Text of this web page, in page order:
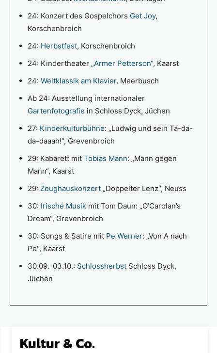
24: Konzert des Gospelchors Get Joy,
Korschenbroich
24: Herbstfest, Korschenbroich
24: Kindertheater „Armer Petterson“, Kaarst
24: Weltklassik am Klavier, Meerbusch
Ab 24: Ausstellung internationaler
Gartenfotografie in Schloss Dyck, Jüchen
27: Kinderkulturbühne: „Ludwig und sein Ta-da-
da-daaah!“, Grevenbroich
29: Kabarett mit Tobias Mann: „Mann gegen
Mann“, Kaarst
29: Zeughauskonzert „Doppelter Lenz“, Neuss
30: Irische Musik mit Tom Daun: „O’Carolan’s
Dream“, Grevenbroich
30: Songs & Satire mit Pe Werner: „Von A nach
Pe“, Kaarst
30.09.-03.10.: Schlossherbst Schloss Dyck,
Jüchen
Kultur & Co.